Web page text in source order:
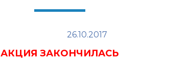
26.10.2017
АКЦИЯ ЗАКОНЧИЛАСЬ